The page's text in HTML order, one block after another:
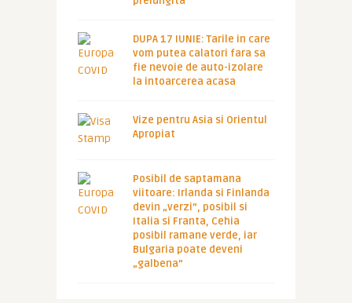
DUPA 17 IUNIE: Tarile in care
vom putea calatori fara sa
fie nevoie de auto-izolare
la intoarcerea acasa
Vize pentru Asia si Orientul
Apropiat
Posibil de saptamana
viitoare: Irlanda si Finlanda
devin „verzi”, posibil si
Italia si Franta, Cehia
posibil ramane verde, iar
Bulgaria poate deveni
„galbena”